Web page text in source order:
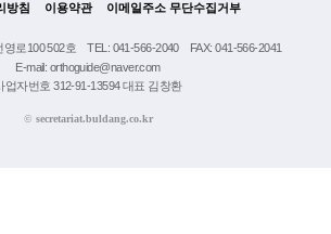
방침 이용약관 이메일주소 무단수집거부
로100 502호 TEL: 041-566-2040
FAX: 041-566-2041
E-mail: orthoguide@naver.com
업자번호 312-91-13594 대표 김창환
© secretariat.buldang.co.kr